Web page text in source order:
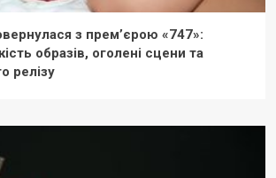
з прем’єрою «747»:
образів, оголені сцени та
релізу